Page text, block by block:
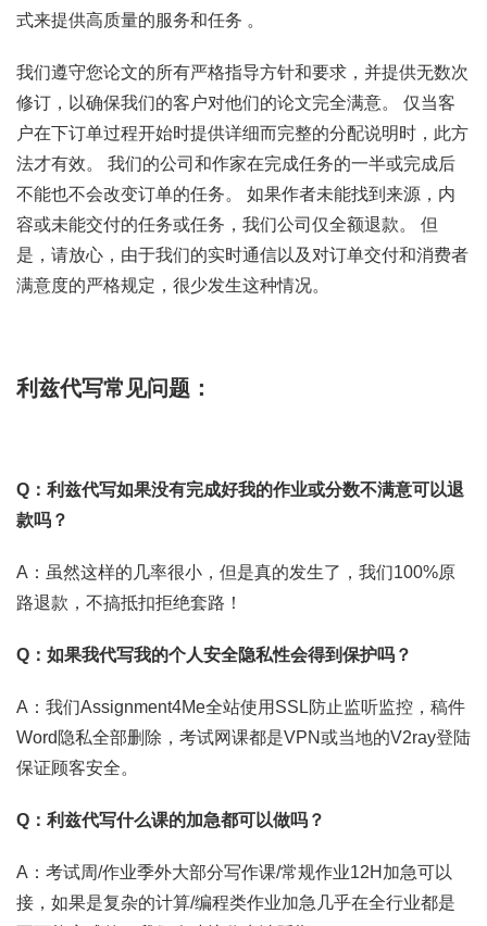
式来提供高质量的服务和任务 。
我们遵守您论文的所有严格指导方针和要求，并提供无数次
修订，以确保我们的客户对他们的论文完全满意。 仅当客
户在下订单过程开始时提供详细而完整的分配说明时，此方
法才有效。 我们的公司和作家在完成任务的一半或完成后
不能也不会改变订单的任务。 如果作者未能找到来源，内
容或未能交付的任务或任务，我们公司仅全额退款。 但
是，请放心，由于我们的实时通信以及对订单交付和消费者
满意度的严格规定，很少发生这种情况。
利兹代写常见问题：
Q：利兹代写如果没有完成好我的作业或分数不满意可以退
款吗？
A：虽然这样的几率很小，但是真的发生了，我们100%原
路退款，不搞抵扣拒绝套路！
Q：如果我代写我的个人安全隐私性会得到保护吗？
A：我们Assignment4Me全站使用SSL防止监听监控，稿件
Word隐私全部删除，考试网课都是VPN或当地的V2ray登陆
保证顾客安全。
Q：利兹代写什么课的加急都可以做吗？
A：考试周/作业季外大部分写作课/常规作业12H加急可以
接，如果是复杂的计算/编程类作业加急几乎在全行业都是